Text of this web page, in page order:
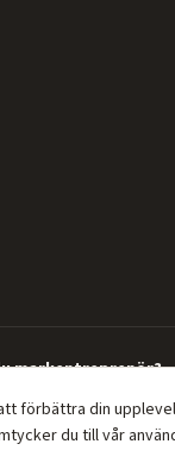
markentreprenör?
markentreprenörer.
förbättra din
du till vår